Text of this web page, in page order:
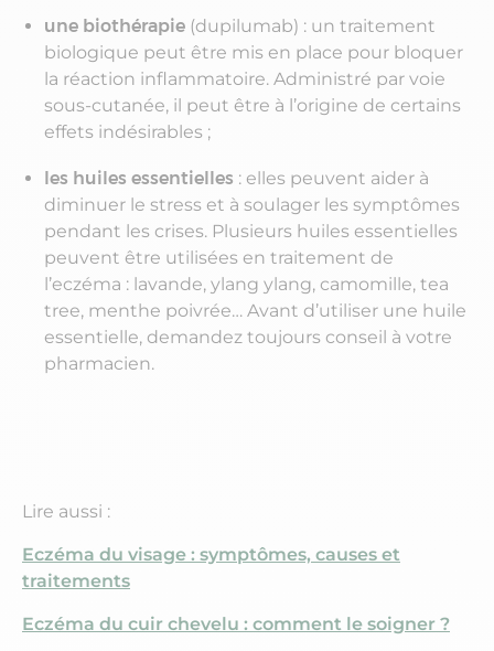
une biothérapie (dupilumab) : un traitement
biologique peut être mis en place pour bloquer
la réaction inflammatoire. Administré par voie
sous-cutanée, il peut être à l’origine de certains
effets indésirables ;
les huiles essentielles : elles peuvent aider à
diminuer le stress et à soulager les symptômes
pendant les crises. Plusieurs huiles essentielles
peuvent être utilisées en traitement de
l’eczéma : lavande, ylang ylang, camomille, tea
tree, menthe poivrée… Avant d’utiliser une huile
essentielle, demandez toujours conseil à votre
pharmacien.
Lire aussi :
Eczéma du visage : symptômes, causes et
traitements
Eczéma du cuir chevelu : comment le soigner ?